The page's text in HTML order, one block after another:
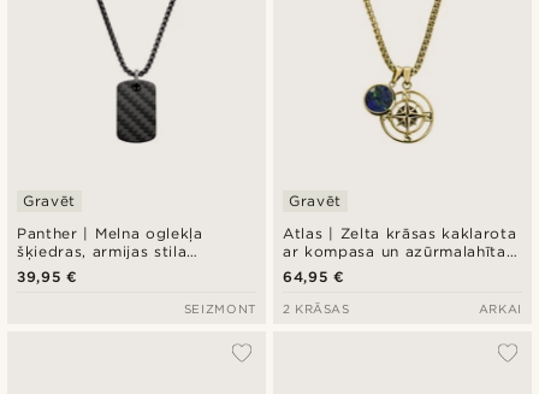
Panther | Melna oglekļa
šķiedras, armijas stila
kaklarota
Gravēt
39,95 €
SEIZMONT
Atlas | Zelta krāsas kaklarota
ar kompasa un azūrmalahīta
piekariņu
Gravēt
64,95 €
2 KRĀSAS ARKAI